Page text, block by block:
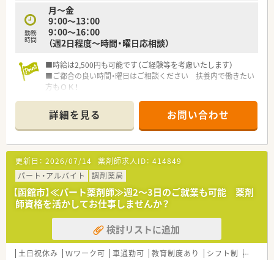
勤務
時間
月～金
9：00～13：00
9：00～16：00
（週2日程度～時間・曜日応相談）
■時給は2,500円も可能です（ご経験等を考慮いたします）
■ご都合の良い時間・曜日はご相談ください 扶養内で働きたい
方もＯＫ！
いい雰囲気のなかお仕事できます
■市電駅からも近く、マイカー通勤も可能です
■設備も充実しており、業務に安心して取り組むことができます
■調剤経験のない方やブランクのある方にも、しっかりご指導い
たしますのでご安心ください
詳細を見る お問い合わせ
更新日： 2026/07/14 薬剤師求人ID： 414849
パート・アルバイト
調剤薬局
【函館市】≪パート薬剤師≫週2～3日のご就業も可能 薬剤
師資格を活かしてお仕事しませんか？
検討リストに追加
土日祝休み Ｗワーク可 車通勤可 教育制度あり シフト制 大手チ